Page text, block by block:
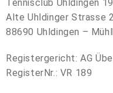
Tennisclub Uhldingen
Alte Uhldinger Strasse
88690 Uhldingen –
Registergericht: AG
RegisterNr.: VR 189